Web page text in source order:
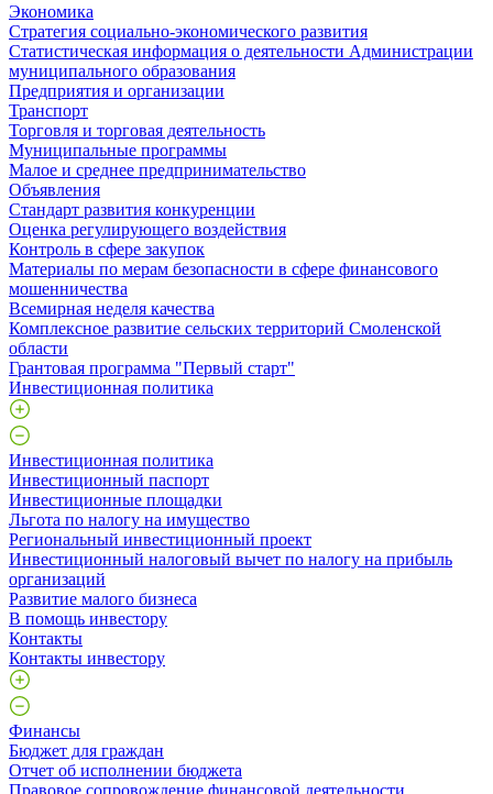
Экономика
Стратегия социально-экономического развития
Статистическая информация о деятельности Администрации
муниципального образования
Предприятия и организации
Транспорт
Торговля и торговая деятельность
Муниципальные программы
Малое и среднее предпринимательство
Объявления
Стандарт развития конкуренции
Оценка регулирующего воздействия
Контроль в сфере закупок
Материалы по мерам безопасности в сфере финансового
мошенничества
Всемирная неделя качества
Комплексное развитие сельских территорий Смоленской
области
Грантовая программа "Первый старт"
Инвестиционная политика
Инвестиционная политика
Инвестиционный паспорт
Инвестиционные площадки
Льгота по налогу на имущество
Региональный инвестиционный проект
Инвестиционный налоговый вычет по налогу на прибыль
организаций
Развитие малого бизнеса
В помощь инвестору
Контакты
Контакты инвестору
Финансы
Бюджет для граждан
Отчет об исполнении бюджета
Правовое сопровождение финансовой деятельности